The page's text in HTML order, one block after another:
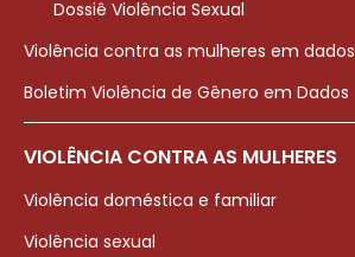
Dossiê Violência Sexual
Violência contra as mulheres em dados
Boletim Violência de Gênero em Dados
VIOLÊNCIA CONTRA AS MULHERES
Violência doméstica e familiar
Violência sexual